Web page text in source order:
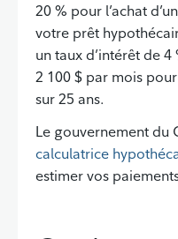
20 % pour l’achat
votre prêt
un taux d’intérêt de
2 100 $ par mois
sur 25 ans.
Le gouvernement du
calculatrice
estimer vos